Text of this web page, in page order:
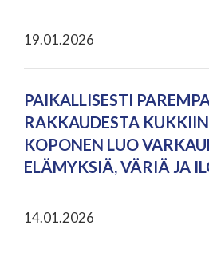
19.01.2026
PAIKALLISESTI
RAKKAUDESTA
KOPONEN LUO
ELÄMYKSIÄ, VÄRIÄ JA
14.01.2026